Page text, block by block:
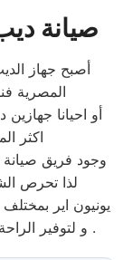
صيانة
أصبح جهاز
المصرية
أو احيانا
اكثر
وجود فريق صيانة
لذا تحرص
يونيون اير
و لتوفير الراحة الى كل عملاء صيانة ديب فريزر يونيون اير .